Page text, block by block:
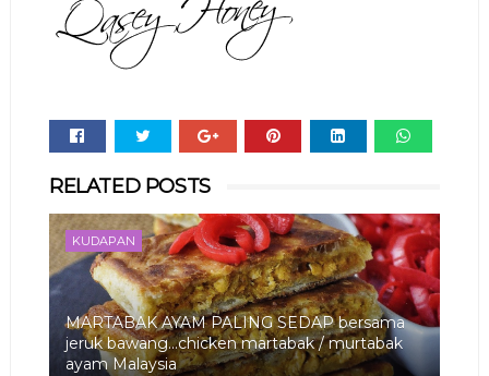
RELATED POSTS
KUDAPAN
MARTABAK AYAM PALING SEDAP bersama
jeruk bawang...chicken martabak / murtabak
ayam Malaysia